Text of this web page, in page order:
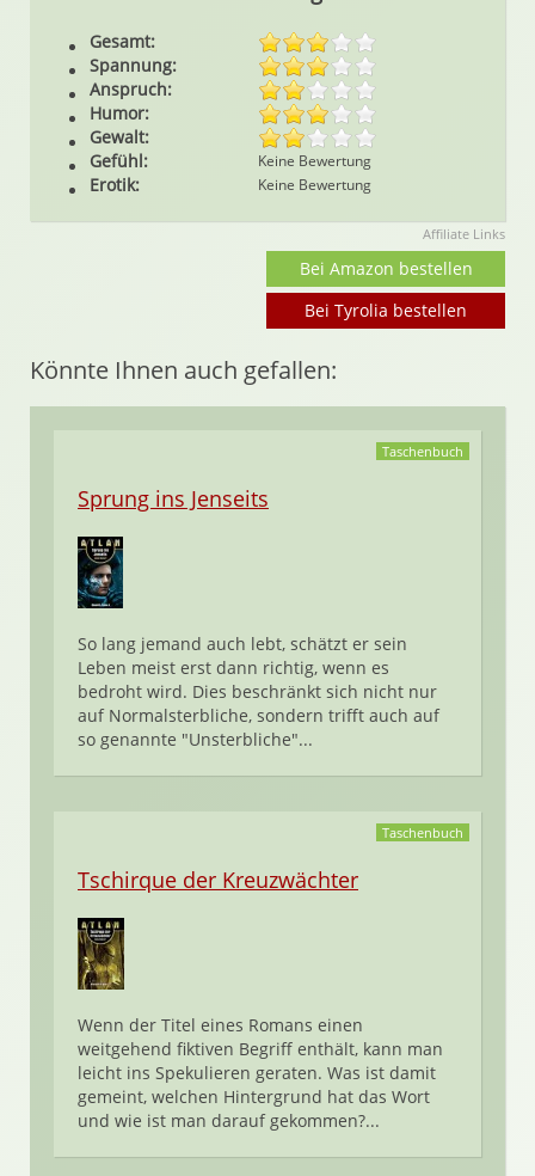
Gesamt:
Spannung:
Anspruch:
Humor:
Gewalt:
Gefühl:
Keine Bewertung
Erotik: Keine Bewertung
Affiliate Links
Bei Amazon bestellen
Bei Tyrolia bestellen
Könnte Ihnen auch gefallen:
Taschenbuch
Sprung ins Jenseits
So lang jemand auch lebt, schätzt er sein
Leben meist erst dann richtig, wenn es
bedroht wird. Dies beschränkt sich nicht nur
auf Normalsterbliche, sondern trifft auch auf
so genannte "Unsterbliche"...
Taschenbuch
Tschirque der Kreuzwächter
Wenn der Titel eines Romans einen
weitgehend fiktiven Begriff enthält, kann man
leicht ins Spekulieren geraten. Was ist damit
gemeint, welchen Hintergrund hat das Wort
und wie ist man darauf gekommen?...